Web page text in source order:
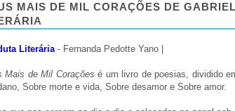
MAIS DE MIL CORAÇÕES DE
Literária- Fernanda Pedotte Yano |
Mais de Mil Corações é um livro de poesias, dividido
Sobre morte e vida, Sobre desamor e Sobre amor.